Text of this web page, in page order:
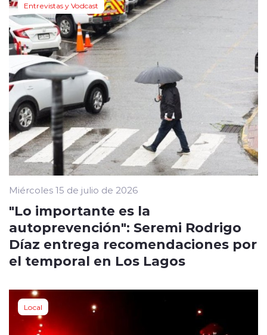
Entrevistas y Vodcast
Miércoles 15 de julio de 2026
"Lo importante es la
autoprevención": Seremi Rodrigo
Díaz entrega recomendaciones por
el temporal en Los Lagos
Local